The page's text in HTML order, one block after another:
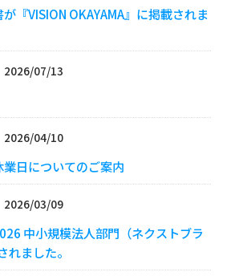
『VISION OKAYAMA』に掲載されま
2026/07/13
2026/04/10
日についてのご案内
2026/03/09
中小規模法人部門（ネクストブラ
ました。